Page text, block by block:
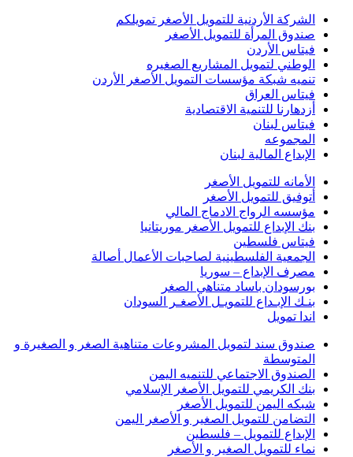
الشركة الأردنية للتمويل الأصغر تمويلكم
صندوق المرأة للتمويل الأصغر
فيتاس الأردن
الوطني لتمويل المشاريع الصغيره
تنميه شبكة مؤسسات التمويل الأصغر الأردن
فيتاس العراق
أزدهارنا للتنمية الاقتصادية
فيتاس لبنان
المجموعه
الإبداع المالية لبنان
الأمانه للتمويل الأصغر
أتوفيق للتمويل الأصغر
مؤسسه الرواج الادماج المالي
بنك الإبداع للتمويل الأصغر موريتانيا
فيتاس فلسطين
الجمعية الفلسطينية لصاحبات الأعمال أصالة
مصرف الإبداع – سوريا
بورسودان باساد متناهي الصغر
بنـك الإبـداع للتمويـل الأصغـر السودان
اندا تمويل
صندوق سند لتمويل المشروعات متناهية الصغر و الصغيرة و
المتوسطة
الصندوق الاجتماعي للتنميه اليمن
بنك الكريمي للتمويل الأصغر الإسلامي
شبكه اليمن للتمويل الأصغر
التضامن للتمويل الصغير و الأصغر اليمن
الإبداع للتمويل – فلسطين
نماء للتمويل الصغير و الأصغر